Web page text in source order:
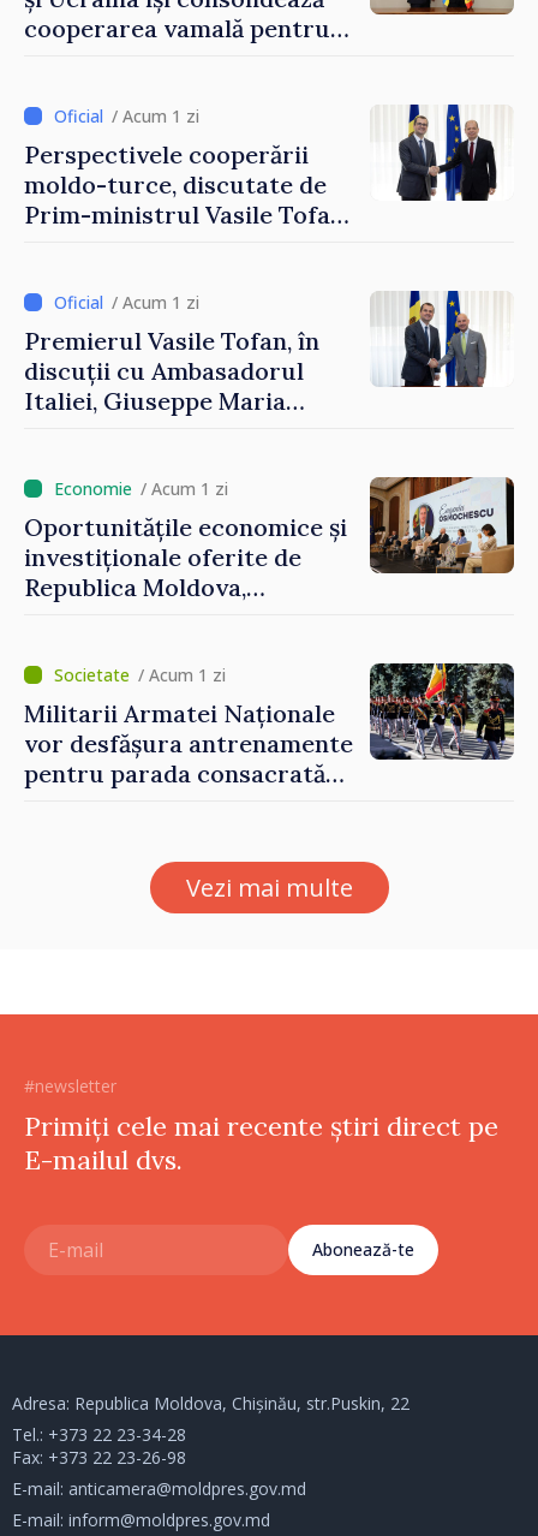
cooperarea vamală pentru
Reuniune la Moghiliov-
Podolsk
/ Acum 1 zi
Perspectivele cooperării
moldo-turce, discutate de
Prim-ministrul Vasile Tofan
/ Acum 1 zi
Premierul Vasile Tofan, în
discuții cu Ambasadorul
Italiei, Giuseppe Maria
/ Acum 1 zi
Oportunitățile economice și
investiționale oferite de
Republica Moldova,
Forumul Diasporei
/ Acum 1 zi
Militarii Armatei Naționale
vor desfășura antrenamente
pentru parada consacrată
Vezi mai multe
#newsletter
Primiți cele mai recente știri direct pe
E-mailul dvs.
Abonează-te
Adresa: Republica Moldova, Chișinău, str.Puskin, 22
Tel.: +373 22 23-34-28
Fax: +373 22 23-26-98
E-mail: anticamera@moldpres.gov.md
E-mail: inform@moldpres.gov.md